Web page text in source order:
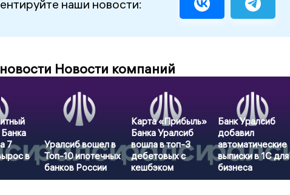
наши новости:
Новости компаний
7
в
Уралсиб вошел в
Топ-10 ипотечных
банков России
Карта «Прибыль»
Банка Уралсиб
вошла в топ-3
дебетовых с
кешбэком
Банк Уралсиб
добавил
автоматические
выписки в 1С для
бизнеса